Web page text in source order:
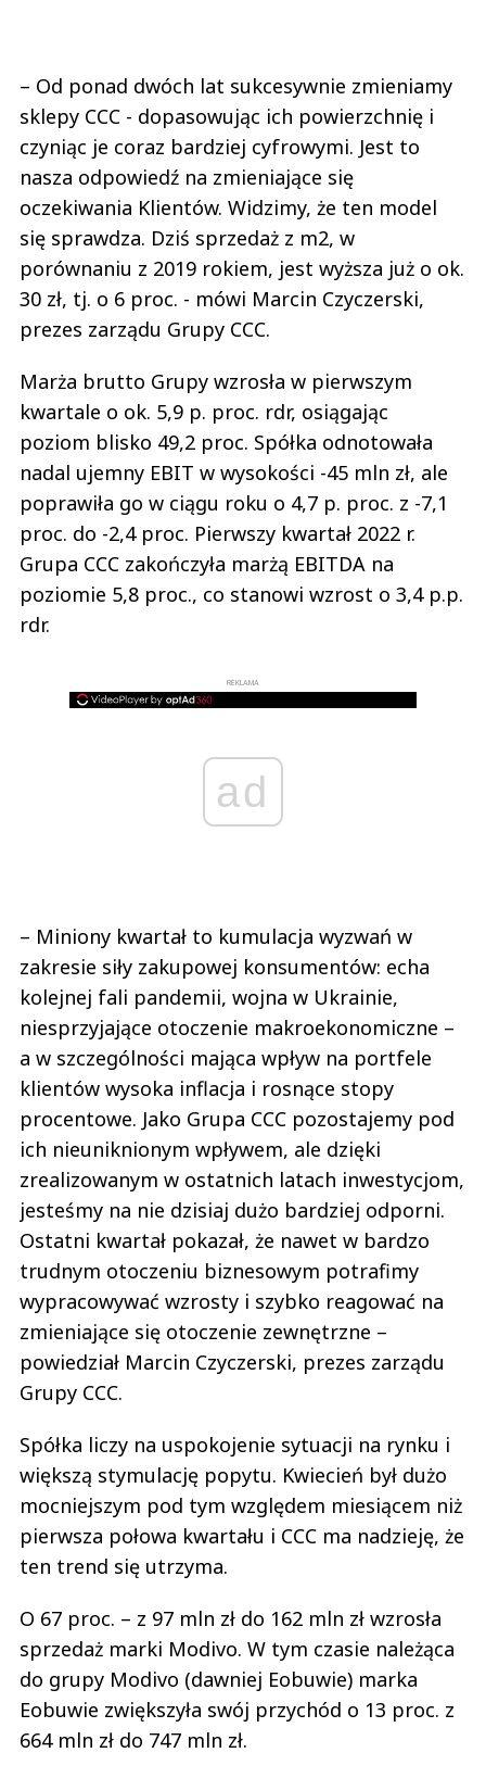
– Od ponad dwóch lat sukcesywnie zmieniamy
sklepy CCC - dopasowując ich powierzchnię i
czyniąc je coraz bardziej cyfrowymi. Jest to
nasza odpowiedź na zmieniające się
oczekiwania Klientów. Widzimy, że ten model
się sprawdza. Dziś sprzedaż z m2, w
porównaniu z 2019 rokiem, jest wyższa już o ok.
30 zł, tj. o 6 proc. - mówi Marcin Czyczerski,
prezes zarządu Grupy CCC.
Marża brutto Grupy wzrosła w pierwszym
kwartale o ok. 5,9 p. proc. rdr, osiągając
poziom blisko 49,2 proc. Spółka odnotowała
nadal ujemny EBIT w wysokości -45 mln zł, ale
poprawiła go w ciągu roku o 4,7 p. proc. z -7,1
proc. do -2,4 proc. Pierwszy kwartał 2022 r.
Grupa CCC zakończyła marżą EBITDA na
poziomie 5,8 proc., co stanowi wzrost o 3,4 p.p.
rdr.
REKLAMA
ad
– Miniony kwartał to kumulacja wyzwań w
zakresie siły zakupowej konsumentów: echa
kolejnej fali pandemii, wojna w Ukrainie,
niesprzyjające otoczenie makroekonomiczne –
a w szczególności mająca wpływ na portfele
klientów wysoka inflacja i rosnące stopy
procentowe. Jako Grupa CCC pozostajemy pod
ich nieuniknionym wpływem, ale dzięki
zrealizowanym w ostatnich latach inwestycjom,
jesteśmy na nie dzisiaj dużo bardziej odporni.
Ostatni kwartał pokazał, że nawet w bardzo
trudnym otoczeniu biznesowym potrafimy
wypracowywać wzrosty i szybko reagować na
zmieniające się otoczenie zewnętrzne –
powiedział Marcin Czyczerski, prezes zarządu
Grupy CCC.
Spółka liczy na uspokojenie sytuacji na rynku i
większą stymulację popytu. Kwiecień był dużo
mocniejszym pod tym względem miesiącem niż
pierwsza połowa kwartału i CCC ma nadzieję, że
ten trend się utrzyma.
O 67 proc. – z 97 mln zł do 162 mln zł wzrosła
sprzedaż marki Modivo. W tym czasie należąca
do grupy Modivo (dawniej Eobuwie) marka
Eobuwie zwiększyła swój przychód o 13 proc. z
664 mln zł do 747 mln zł.